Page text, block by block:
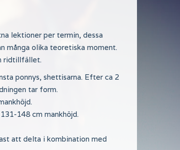
lektioner per termin, dessa
många olika teoretiska moment.
ridtillfället.
ponnys, shettisarna. Efter ca 2
tar form.
148 cm mankhöjd.
att delta i kombination med